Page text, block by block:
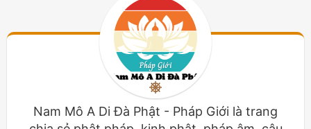
Nam Mô A Di Đà Phật - Pháp Giới là trang